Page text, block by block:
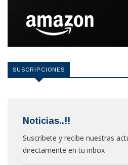
SUSCRIPCIONES
Noticias..!!
Suscribete y recibe nuestras
directamente en tu inbox